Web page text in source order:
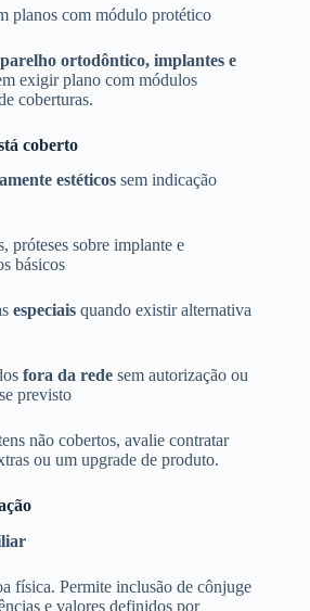
planos com módulo protético
ortodôntico, implantes e
exigir plano com módulos
coberturas.
coberto
estéticos sem indicação
próteses sobre implante e
básicos
especiais quando existir alternativa
fora da rede sem autorização ou
previsto
não cobertos, avalie contratar
ou um upgrade de produto.
física. Permite inclusão de cônjuge
e valores definidos por